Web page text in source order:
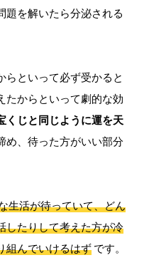
題を解いたら分泌される
らといって必ず受かると
たからといって劇的な効
くじと同じように運を天
め、待った方がいい部分
生活が待っていて、どん
したりして考えた方が冷
組んでいけるはず です。